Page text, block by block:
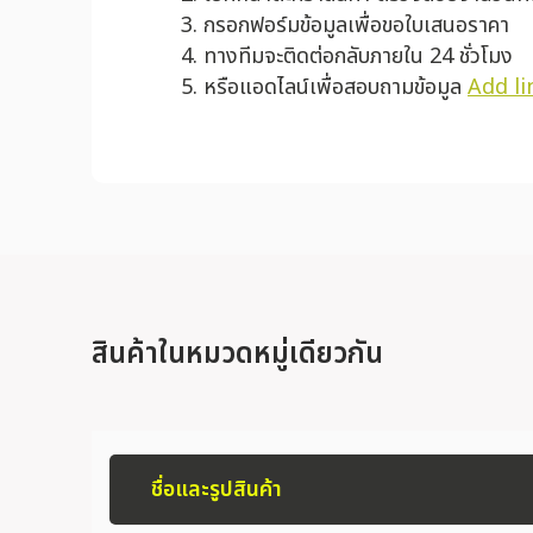
กรอกฟอร์มข้อมูลเพื่อขอใบเสนอราคา
ทางทีมจะติดต่อกลับภายใน 24 ชั่วโมง
หรือแอดไลน์เพื่อสอบถามข้อมูล Add
สินค้าในหมวดหมู่เดียวกัน
ชื่อและรูปสินค้า